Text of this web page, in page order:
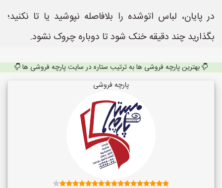
در پایان، لباس اتوشده را بلافاصله نپوشید یا تا نکنید؛
بگذارید چند دقیقه خنک شود تا دوباره چروک نشود.
بهترین پارچه فروشی ها به ترتیب ستاره در سایت پارچه فروشی ها
پارچه فروشی